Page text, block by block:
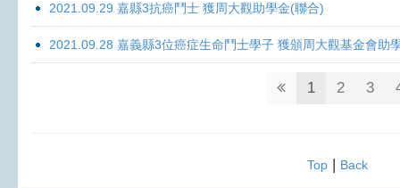
2021.09.29 嘉縣3抗癌鬥士 獲周大觀助學金(聯合)
2021.09.28 嘉義縣3位癌症生命鬥士學子 獲頒周大觀基金會助
1 2 3
Top| Back